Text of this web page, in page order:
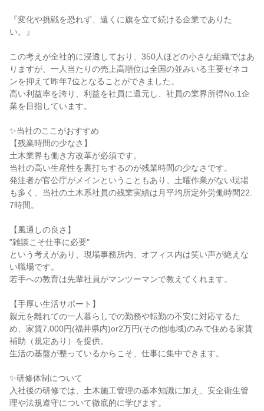
『変化や挑戦を恐れず、遠くに旗を立て続ける企業でありた
い。』
この考えが全社的に浸透しており、350人ほどの小さな組織ではあ
りますが、一人当たりの売上高順位は全国の並みいる主要ゼネコ
ンを抑えて昨年7位となることができました。
高い利益率を誇り、利益を社員に還元し、社員の業界所得No.1企
業を目指しています。
✨当社のここがおすすめ
【残業時間の少なさ】
土木業界も働き方改革が必須です。
当社の高い生産性を裏打ちするのが残業時間の少なさです。
発注者が官公庁がメインということもあり、土曜作業がない現場
も多く、当社の土木系社員の残業実績は月平均所定外労働時間22.
7時間。
【風通しの良さ】
"雑談こそ仕事に必要"
という考えがあり、現場事務所内、オフィス内は笑い声が絶えな
い職場です。
若手への教育は先輩社員がマンツーマンで教えてくれます。
【手厚い生活サポート】
親元を離れての一人暮らしでの勤務や転勤の不安に対応するた
め、家賃7,000円(福井県内)or2万円(その他地域)のみで住める家賃
補助（規定あり）を提供。
生活の基盤が整っているからこそ、仕事に集中できます。
✨研修体制について
入社後の研修では、土木施工管理の基本知識に加え、安全衛生管
理や法規遵守について徹底的に学びます。